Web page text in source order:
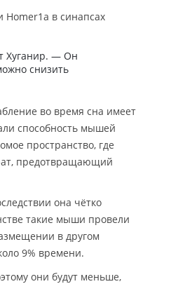
в синапсах
Хуганир. — Он
снизить
во время сна имеет
способность мышей
пространство, где
предотвращающий
она чётко
такие мыши провели
в другом
9% времени.
они будут меньше,